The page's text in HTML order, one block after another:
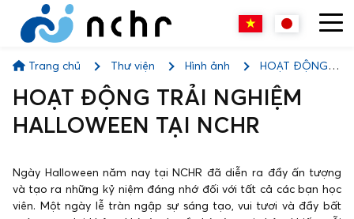
Trang chủ Thư viện Hình ảnh
HOẠT ĐỘNG
TRẢI NGHIỆM HALLOWEEN TẠI NCHR
HOẠT ĐỘNG TRẢI NGHIỆM
HALLOWEEN TẠI NCHR
Ngày Halloween năm nay tại NCHR đã diễn ra đầy ấn tượng
và tạo ra những kỷ niệm đáng nhớ đối với tất cả các bạn học
viên. Một ngày lễ tràn ngập sự sáng tạo, vui tươi và đầy bất